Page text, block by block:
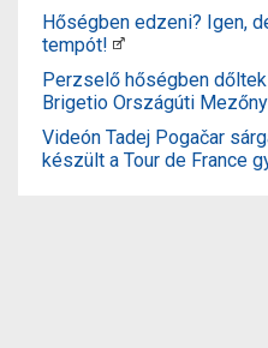
Hőségben edzeni? Igen,
tempót!
Perzselő hőségben
Brigetio Országúti
Videón Tadej Pogačar
készült a Tour de France